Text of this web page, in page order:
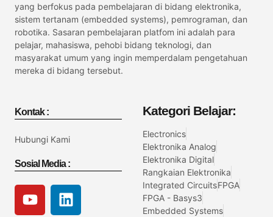
yang berfokus pada pembelajaran di bidang elektronika,
sistem tertanam (embedded systems), pemrograman, dan
robotika. Sasaran pembelajaran platfom ini adalah para
pelajar, mahasiswa, pehobi bidang teknologi, dan
masyarakat umum yang ingin memperdalam pengetahuan
mereka di bidang tersebut.
Kontak :
Hubungi Kami
Sosial Media :
Kategori Belajar:
Electronics
Elektronika Analog
Elektronika Digital
Rangkaian Elektronika
Integrated CircuitsFPGA
FPGA - Basys3
Embedded Systems